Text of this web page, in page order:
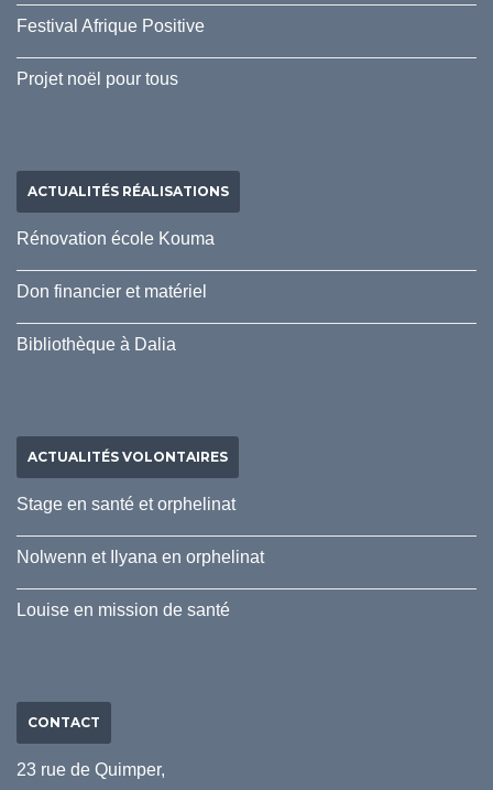
Festival Afrique Positive
Projet noël pour tous
ACTUALITÉS RÉALISATIONS
Rénovation école Kouma
Don financier et matériel
Bibliothèque à Dalia
ACTUALITÉS VOLONTAIRES
Stage en santé et orphelinat
Nolwenn et Ilyana en orphelinat
Louise en mission de santé
CONTACT
23 rue de Quimper,